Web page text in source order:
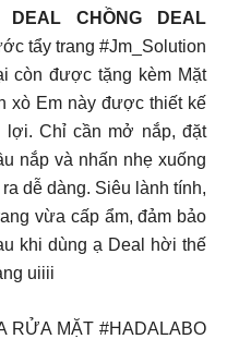
DEAL CHỒNG DEAL
tẩy trang #Jm_Solution
còn được tặng kèm Mặt
xò Em này được thiết kế
lợi. Chỉ cần mở nắp, đặt
nắp và nhấn nhẹ xuống
dễ dàng. Siêu lành tính,
vừa cấp ẩm, đảm bảo
khi dùng ạ Deal hời thế
uiiii
RỬA MẶT #HADALABO